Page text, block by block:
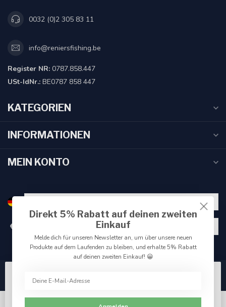
0032 (0)2 305 83 11
info@reniersfishing.be
Register NR: 0787.858.447
USt-IdNr.: BE0787 858 447
KATEGORIEN
INFORMATIONEN
MEIN KONTO
€
Verwendung von Cookies, um das beste Seitenerlebnis
Direkt 5% Rabatt auf deinen zweiten
Einkauf
Melde dich für unseren Newsletter an, um über unsere neuen
Produkte auf dem Laufenden zu bleiben, und erhalte 5% Rabatt
auf deinen zweiten Einkauf! 😀